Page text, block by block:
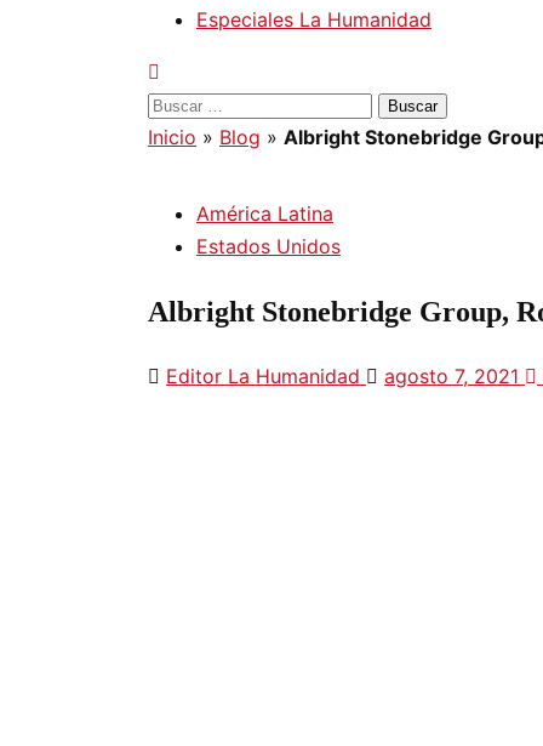
Especiales La Humanidad
Buscar:
Inicio » Blog » Albright Stonebridge
América Latina
Estados Unidos
Albright Stonebridge Group,
Editor La Humanidad agosto 7, 2021